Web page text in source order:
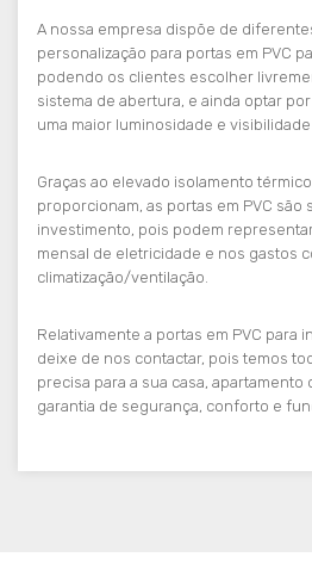
A nossa empresa dispõe de
personalização para portas em PVC
podendo os clientes escolher
sistema de abertura, e ainda optar
uma maior luminosidade e
Graças ao elevado isolamento
proporcionam, as portas em PVC são
investimento, pois podem
mensal de eletricidade e nos gastos
climatização/ventilação.
Relativamente a portas em PVC para
deixe de nos contactar, pois temos
precisa para a sua casa,
garantia de segurança, conforto e